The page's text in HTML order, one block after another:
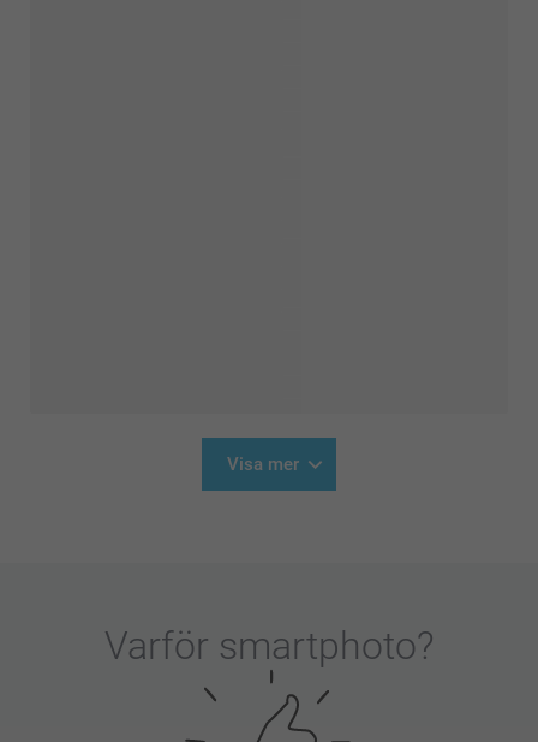
Visa mer
Varför smartphoto?